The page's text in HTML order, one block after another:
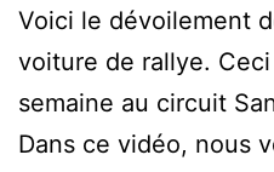
Voici le dévoilement
voiture de rallye.
semaine au circuit
Dans ce vidéo, nous